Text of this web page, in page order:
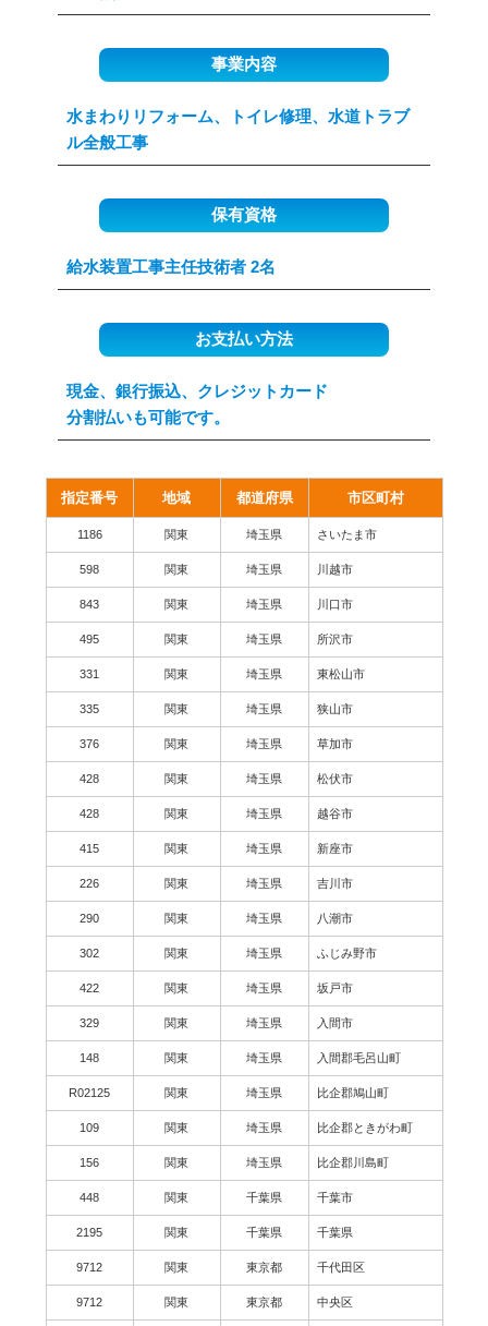
事業内容
水まわりリフォーム、トイレ修理、水道トラブ
ル全般工事
保有資格
給水装置工事主任技術者 2名
お支払い方法
現金、銀行振込、クレジットカード
分割払いも可能です。
指定番号 地域 都道府県 市区町村
1186 関東 埼玉県 さいたま市
598 関東 埼玉県 川越市
843 関東 埼玉県 川口市
495 関東 埼玉県 所沢市
331 関東 埼玉県 東松山市
335 関東 埼玉県 狭山市
376 関東 埼玉県 草加市
428 関東 埼玉県 松伏市
428 関東 埼玉県 越谷市
415 関東 埼玉県 新座市
226 関東 埼玉県 吉川市
290 関東 埼玉県 八潮市
302 関東 埼玉県 ふじみ野市
422 関東 埼玉県 坂戸市
329 関東 埼玉県 入間市
148 関東 埼玉県 入間郡毛呂山町
R02125 関東 埼玉県 比企郡鳩山町
109 関東 埼玉県 比企郡ときがわ町
156 関東 埼玉県 比企郡川島町
448 関東 千葉県 千葉市
2195 関東 千葉県 千葉県
9712 関東 東京都 千代田区
9712 関東 東京都 中央区